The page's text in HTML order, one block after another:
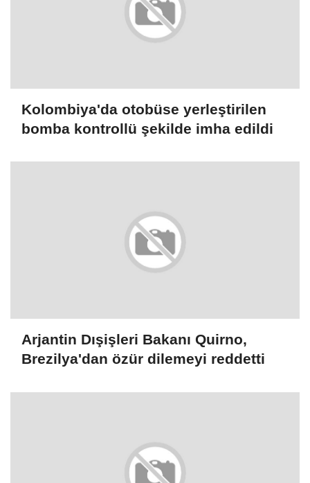
Kolombiya'da otobüse yerleştirilen
bomba kontrollü şekilde imha edildi
Arjantin Dışişleri Bakanı Quirno,
Brezilya'dan özür dilemeyi reddetti